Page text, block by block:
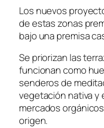
Los nuevos
de estas zonas
bajo una premisa
Se priorizan las
funcionan como
senderos de
vegetación nativa y
mercados
origen.